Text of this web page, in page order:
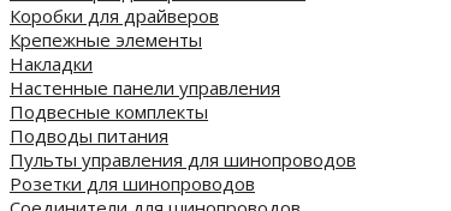
Коробки для драйверов
Крепежные элементы
Накладки
Настенные панели управления
Подвесные комплекты
Подводы питания
Пульты управления для шинопроводов
Розетки для шинопроводов